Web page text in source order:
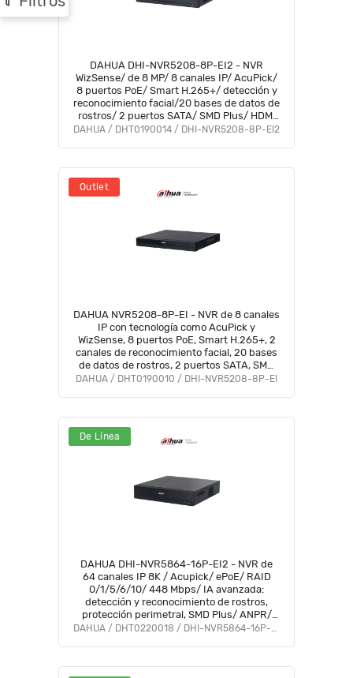
DAHUA DHI-NVR5208-8P-EI2 - NVR
WizSense/ de 8 MP/ 8 canales IP/ AcuPick/
8 puertos PoE/ Smart H.265+/ detección y
reconocimiento facial/20 bases de datos de
rostros/ 2 puertos SATA/ SMD Plus/ HDMI
8K/ IA por Cámara (ANPR, Conteo de
DAHUA / DHT0190014 / DHI-NVR5208-8P-EI2
Outlet
DAHUA NVR5208-8P-EI - NVR de 8 canales
IP con tecnología como AcuPick y
WizSense, 8 puertos PoE, Smart H.265+, 2
canales de reconocimiento facial, 20 bases
de datos de rostros, 2 puertos SATA, SMD
Plus y compatibilidad Onvif.
DAHUA / DHT0190010 / DHI-NVR5208-8P-EI
De Línea
DAHUA DHI-NVR5864-16P-EI2 - NVR de
64 canales IP 8K / Acupick/ ePoE/ RAID
0/1/5/6/10/ 448 Mbps/ IA avanzada:
detección y reconocimiento de rostros,
protección perimetral, SMD Plus/ ANPR/
Conteo de personas/ 2U/ 8K HDMI
DAHUA / DHT0220018 / DHI-NVR5864-16P-EI2